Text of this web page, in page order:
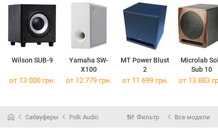
Wilson SUB-9
Yamaha SW-
X100
MT Power Blust
2
Microlab
Sub 10
от 13 000 грн. от 12 779 грн. от 11 699 грн. от 13 883
Сабвуферы Polk Audio Фильтр Все модели